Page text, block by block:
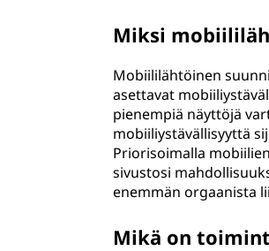
Miksi
Mobiililähtöinen
asettavat
pienempiä näyttöjä
mobiiliystävällisyyttä
Priorisoimalla
sivustosi
enemmän orgaanista
Mikä on